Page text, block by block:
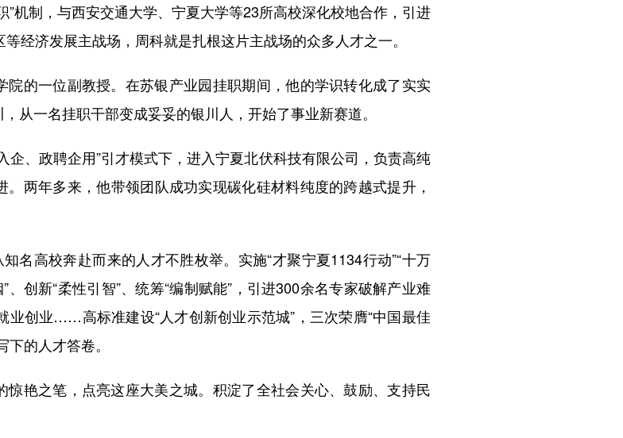
制，与西安交通大学、宁夏大学等23所高校深化校地合作，引进
经济发展主战场，周科就是扎根这片主战场的众多人才之一。
的一位副教授。在苏银产业园挂职期间，他的学识转化成了实实
从一名挂职干部变成妥妥的银川人，开始了事业新赛道。
、政聘企用”引才模式下，进入宁夏北伏科技有限公司，负责高纯
两年多来，他带领团队成功实现碳化硅材料纯度的跨越式提升，
高校奔赴而来的人才不胜枚举。实施“才聚宁夏1134行动”“十万
、创新“柔性引智”、统筹“编制赋能”，引进300余名专家破解产业难
业创业……高标准建设“人才创新创业示范城”，三次荣膺“中国最佳
的人才答卷。
艳之笔，点亮这座大美之城。积淀了全社会关心、鼓励、支持民